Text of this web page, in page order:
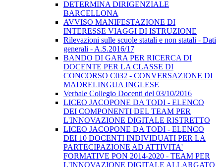
DETERMINA DIRIGENZIALE
BARCELLONA
AVVISO MANIFESTAZIONE DI
INTERESSE VIAGGI DI ISTRUZIONE
Rilevazioni sulle scuole statali e non statali - Dati
generali - A.S.2016/17
BANDO DI GARA PER RICERCA DI
DOCENTE PER LA CLASSE DI
CONCORSO C032 - CONVERSAZIONE DI
MADRELINGUA INGLESE
Verbale Collegio Docenti del 03/10/2016
LICEO JACOPONE DA TODI - ELENCO
DEI COMPONENTI DEL TEAM PER
L'INNOVAZIONE DIGITALE RISTRETTO
LICEO JACOPONE DA TODI - ELENCO
DEI 10 DOCENTI INDIVIDUATI PER LA
PARTECIPAZIONE AD ATTIVITA'
FORMATIVE PON 2014-2020 - TEAM PER
L'INNOVAZIONE DIGITALE ALLARGATO